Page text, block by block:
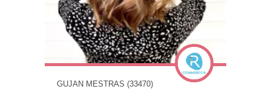
GUJAN MESTRAS (33470)